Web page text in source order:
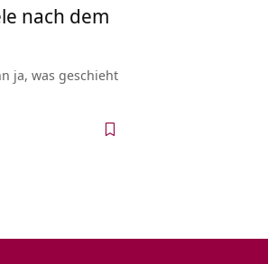
nach dem
ja, was geschieht